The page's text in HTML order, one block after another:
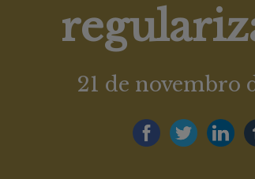
21 de novembro